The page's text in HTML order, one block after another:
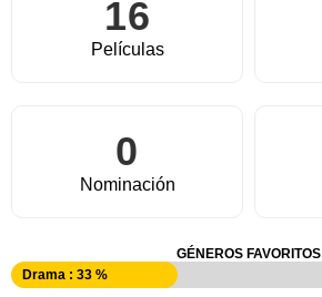
16
Películas
0
Nominación
GÉNEROS FAVORITOS
Drama : 33 %